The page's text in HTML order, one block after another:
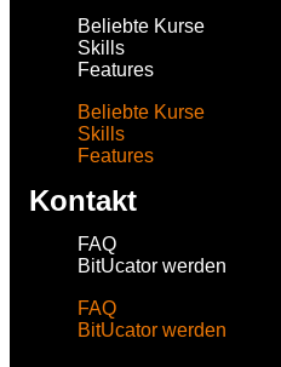
Beliebte Kurse
Skills
Features
Beliebte Kurse
Skills
Features
Kontakt
FAQ
BitUcator werden
FAQ
BitUcator werden